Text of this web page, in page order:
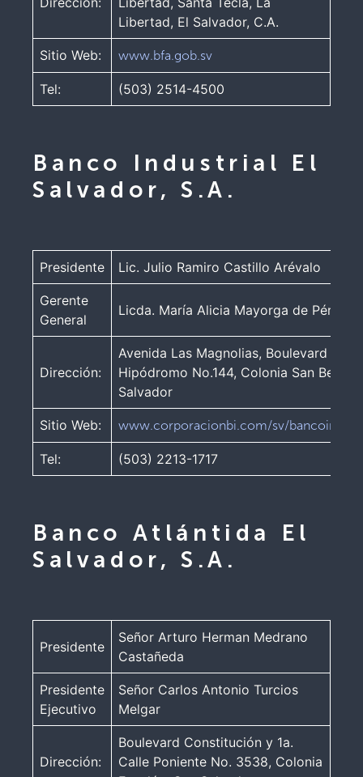
Libertad, El Salvador, C.A.
Sitio Web: www.bfa.gob.sv
Tel: (503) 2514-4500
Banco Industrial El
Salvador, S.A.
Presidente Lic. Julio Ramiro Castillo Arévalo
Gerente
General
Licda. María Alicia Mayorga de Pérez
Dirección:
Avenida Las Magnolias, Boulevard El
Hipódromo No.144, Colonia San Benito,
Salvador
Sitio Web: www.corporacionbi.com/sv/
Tel: (503) 2213-1717
Banco Atlántida El
Salvador, S.A.
Presidente
Señor Arturo Herman Medrano
Castañeda
Presidente
Ejecutivo
Señor Carlos Antonio Turcios
Melgar
Dirección:
Boulevard Constitución y 1a.
Calle Poniente No. 3538, Colonia